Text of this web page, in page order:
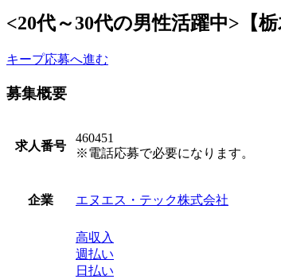
<20代～30代の男性活躍中>【
キープ応募へ進む
募集概要
求人番号
460451
※電話応募で必要になります。
企業 エヌエス・テック株式会社
高収入
週払い
日払い